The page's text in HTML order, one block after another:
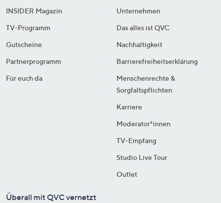
INSIDER Magazin
TV-Programm
Gutscheine
Partnerprogramm
Für euch da
Unternehmen
Das alles ist QVC
Nachhaltigkeit
Barrierefreiheitserklärung
Menschenrechte &
Sorgfaltspflichten
Karriere
Moderator*innen
TV-Empfang
Studio Live Tour
Outlet
Überall mit QVC vernetzt